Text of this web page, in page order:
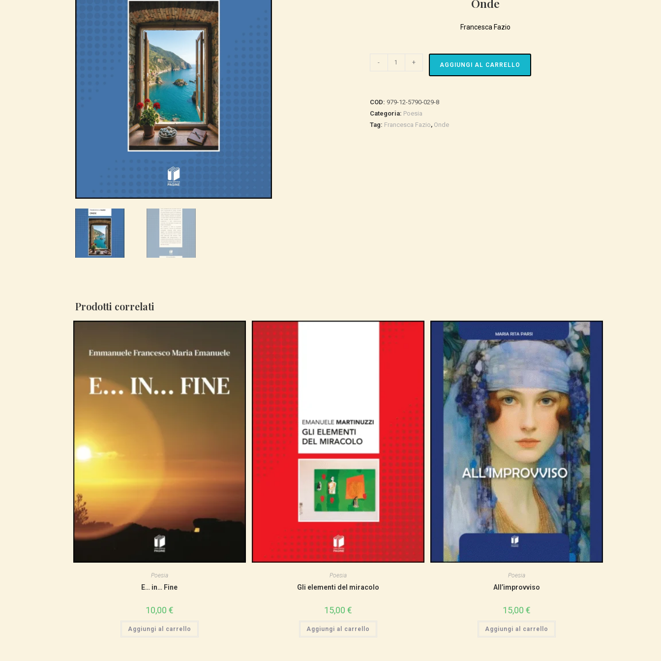
Onde
Francesca Fazio
- + AGGIUNGI AL CARRELLO
COD: 979-12-5790-029-8
Categoria: Poesia
Tag: Francesca Fazio, Onde
Prodotti correlati
Poesia
E… in… Fine
10,00 €
Aggiungi al carrello
Poesia
Gli elementi del miracolo
15,00 €
Aggiungi al carrello
Poesia
All’improvviso
15,00 €
Aggiungi al carrello